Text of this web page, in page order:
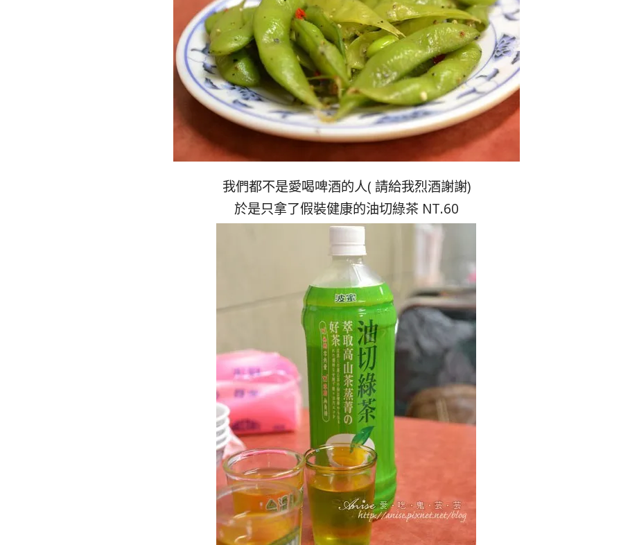
我們都不是愛喝啤酒的人( 請給我烈酒謝謝)
於是只拿了假裝健康的油切綠茶 NT.60